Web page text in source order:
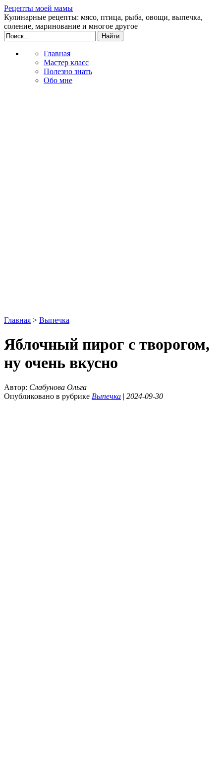
Рецепты моей мамы
Кулинарные рецепты: мясо, птица, рыба, овощи, выпечка,
соление, маринование и многое другое
Главная
Мастер класс
Полезно знать
Обо мне
Главная > Выпечка
Яблочный пирог с творогом,
ну очень вкусно
Автор: Слабунова Ольга
Опубликовано в рубрике Выпечка | 2024-09-30